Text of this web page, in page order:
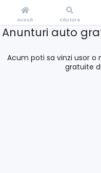
Anunturi auto
Acum poti sa vinzi usor
gratuite
Acasă Căutare